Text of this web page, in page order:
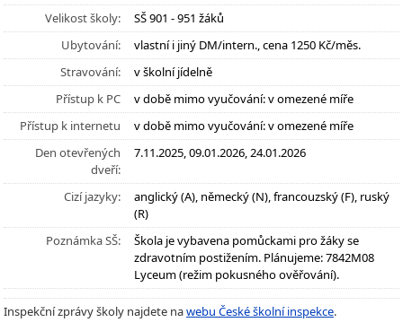
Velikost školy:
SŠ 901 - 951 žáků
Ubytování:
vlastní i jiný DM/intern., cena 1250 Kč/měs.
Stravování:
v školní jídelně
Přístup k PC
v době mimo vyučování: v omezené míře
Přístup k internetu
v době mimo vyučování: v omezené míře
Den otevřených
dveří:
7.11.2025, 09.01.2026, 24.01.2026
Cizí jazyky:
anglický (A), německý (N), francouzský (F), ruský
(R)
Poznámka SŠ:
Škola je vybavena pomůckami pro žáky se
zdravotním postižením. Plánujeme: 7842M08
Lyceum (režim pokusného ověřování).
Inspekční zprávy školy najdete nawebu České školní inspekce.